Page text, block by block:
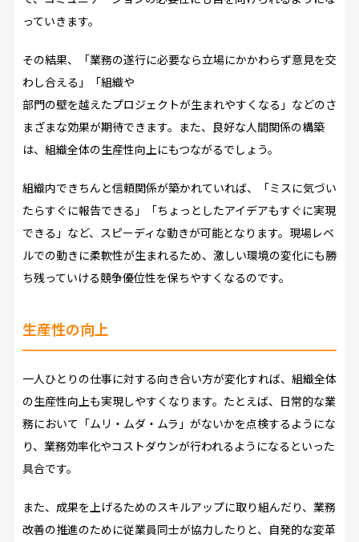
っていきます。
その結果、「業務の遂行に必要なら立場にかかわらず意見を交
わし合える」「組織や
部門の壁を越えたプロジェクトが生まれやすくなる」などのさ
まざまな効果が期待できます。また、良好な人間関係の構築
は、組織全体の生産性向上にもつながるでしょう。
組織内できちんと信頼関係が築かれていれば、「ミスに気づい
たらすぐに報告できる」「ちょっとしたアイデアもすぐに実現
できる」など、スピーディな動きが可能となります。現場レベ
ルでの動きに柔軟性が生まれるため、激しい環境の変化にも勝
ち残っていける競争優位性を保ちやすくなるのです。
生産性の向上
一人ひとりの仕事に対する向き合い方が変化すれば、組織全体
の生産性向上も実現しやすくなります。たとえば、日常的な業
務において「ムリ・ムダ・ムラ」がないかを点検するようにな
り、業務効率化やコストダウンが行われるようになるといった
具合です。
また、成果を上げるためのスキルアップに取り組んだり、業務
改善の推進のために従業員同士が協力したりと、自発的な変革